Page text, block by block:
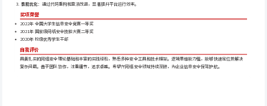
性能优化：通过代码重构和算法改进，显著提升平台运行效率。
奖项荣誉
2022年 全国大学生信息安全竞赛一等奖
2021年 国家级网络安全技能大赛二等奖
2020年 校级优秀学生干部
自我评价
具备扎实的网络安全理论基础和丰富的实践经验，熟悉多种安全工具和技术框架。逻辑思维能力强，能够快速定位并解决
复杂问题。善于团队协作，注重细节，追求卓越。希望在网络安全领域持续深耕，为企业信息安全保驾护航。